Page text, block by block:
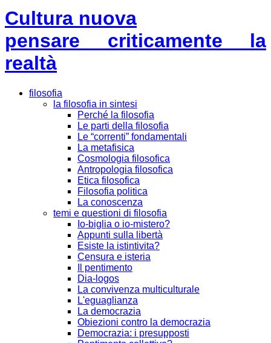
Cultura nuova
pensare criticamente la
realtà
filosofia
la filosofia in sintesi
Perché la filosofia
Le parti della filosofia
Le “correnti” fondamentali
La metafisica
Cosmologia filosofica
Antropologia filosofica
Etica filosofica
Filosofia politica
La conoscenza
temi e questioni di filosofia
Io-biglia o io-mistero?
Appunti sulla libertà
Esiste la istintivita?
Censura e isteria
Il pentimento
Dia-logos
La convivenza multiculturale
L'eguaglianza
La democrazia
Obiezioni contro la democrazia
Democrazia: i presupposti